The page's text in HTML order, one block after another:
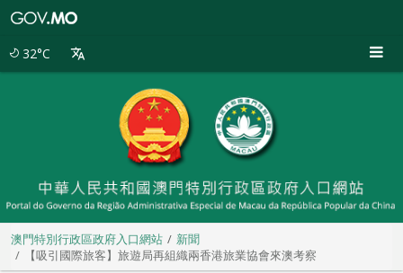
32°C
澳門特別行政區政府入口網站
新聞
【吸引國際旅客】旅遊局再組織兩香港旅業協會來澳考察